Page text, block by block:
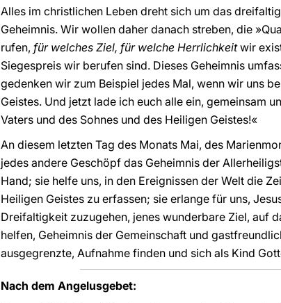
Alles im christlichen Leben dreht sich um das
Geheimnis. Wir wollen daher danach streben, die
rufen, für welches Ziel, für welche Herrlichkeitwir
Siegespreis wir berufen sind. Dieses Geheimnis
gedenken wir zum Beispiel jedes Mal, wenn wir uns
Geistes. Und jetzt lade ich euch alle ein, gemeinsam
Vaters und des Sohnes und des Heiligen Geistes!«
An diesem letzten Tag des Monats Mai, des
jedes andere Geschöpf das Geheimnis der
Hand; sie helfe uns, in den Ereignissen der Welt die
Heiligen Geistes zu erfassen; sie erlange für uns,
Dreifaltigkeit zuzugehen, jenes wunderbare Ziel, auf
helfen, Geheimnis der Gemeinschaft und
ausgegrenzte, Aufnahme finden und sich als Kind
Nach dem Angelusgebet: